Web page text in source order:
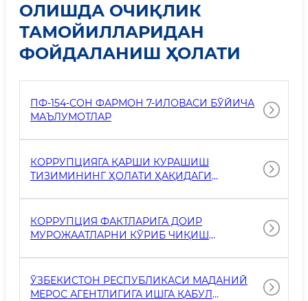
ОЛИШДА ОЧИҚЛИК
ТАМОЙИЛЛАРИДАН
ФОЙДАЛАНИШ ҲОЛАТИ
ПФ-154-СОН ФАРМОН 7-ИЛОВАСИ БЎЙИЧА
МАЪЛУМОТЛАР
КОРРУПЦИЯГА ҚАРШИ КУРАШИШ
ТИЗИМИНИНГ ҲОЛАТИ ҲАҚИДАГИ
КОРРУПЦИЯ ФАКТЛАРИГА ДОИР
МУРОЖААТЛАРНИ КЎРИБ ЧИҚИШ
ЎЗБЕКИСТОН РЕСПУБЛИКАСИ МАДАНИЙ
МЕРОС АГЕНТЛИГИГА ИШГА ҚАБУЛ